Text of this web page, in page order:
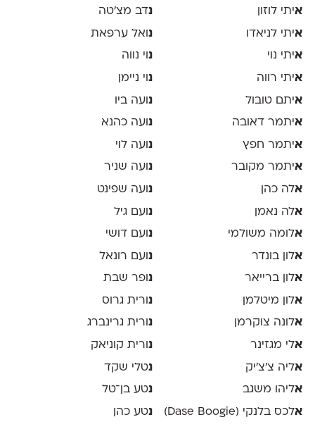
איתי לוזון
איתי לניאדו
איתי נוי
איתי רווה
איתם טובול
איתמר דאובה
איתמר חפץ
איתמר מקובר
אלה כהן
אלה נאמן
אלומה משולמי
אלון בונדר
אלון ברייאר
אלון מיטלמן
אלונה צוקרמן
אלי מגזינר
אליה צ׳צ׳יק
אליהו משגב
אלכס בלנקי (Dase Boogie)
נדב מצ׳טה
נ ואל ערפאת
נוי נווה
נ וי ניימן
נועה ביו
נ ועה כהנא
נ ועה לוי
נועה שניר
נ ועה שפינט
נועם גיל
נ ועם דושי
נ ועם רונאל
נופר שבת
נ ורית גרוס
נורית גרינברג
נ ורית קוניאק
נטלי שקד
נטע בן־טל
נטע כהן